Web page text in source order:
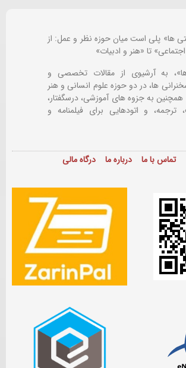
ها» پلی است میان حوزه نظر و عمل: از
تا «هنر و ادبیات»
به آرشیوی از مقالات تخصصی و
ها، در دو حوزه علوم انسانی و هنر
به جزوه های آموزشی، درسگفتار،
ترجمه، و اتودهایی برایفیلمنامه و
تماس با ما درباره ما درگاه مالی